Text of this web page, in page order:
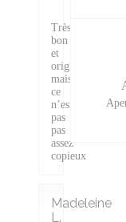
Très
bon
et
original,
mais
ce
n’est
pas
pas
assez
copieux
Madeleine
L